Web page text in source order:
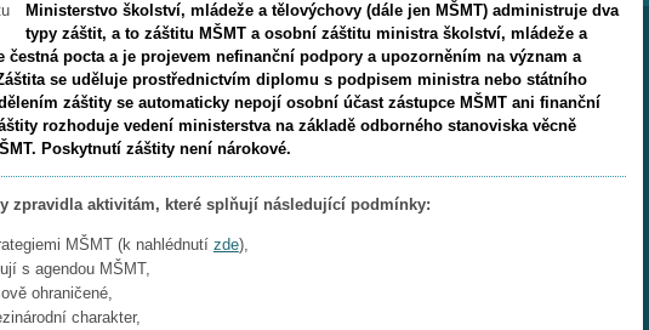
Ministerstvo školství, mládeže a tělovýchovy (dále jen MŠMT) administruje dva
typy záštit, a to záštitu MŠMT a osobní záštitu ministra školství, mládeže a
čestná pocta a je projevem nefinanční podpory a upozorněním na význam a
se uděluje prostřednictvím diplomu s podpisem ministra nebo státního
záštity se automaticky nepojí osobní účast zástupce MŠMT ani finanční
rozhoduje vedení ministerstva na základě odborného stanoviska věcně
Poskytnutí záštity není nárokové.
zpravidla aktivitám, které splňují následující podmínky:
MŠMT (k nahlédnutí zde),
s agendou MŠMT,
ohraničené,
charakter,